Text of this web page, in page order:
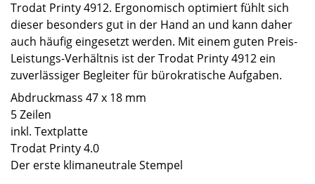
Trodat Printy 4912. Ergonomisch optimiert fühlt sich
dieser besonders gut in der Hand an und kann daher
auch häufig eingesetzt werden. Mit einem guten Preis-
Leistungs-Verhältnis ist der Trodat Printy 4912 ein
zuverlässiger Begleiter für bürokratische Aufgaben.
Abdruckmass 47 x 18 mm
5 Zeilen
inkl. Textplatte
Trodat Printy 4.0
Der erste klimaneutrale Stempel